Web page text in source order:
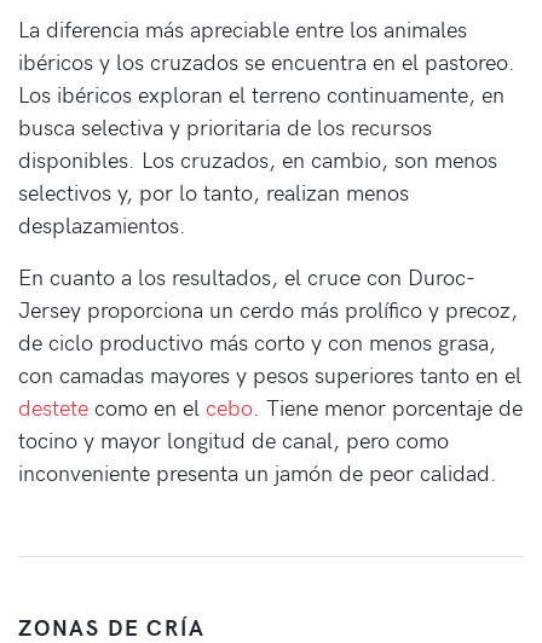
La diferencia más apreciable entre los animales
ibéricos y los cruzados se encuentra en el pastoreo.
Los ibéricos exploran el terreno continuamente, en
busca selectiva y prioritaria de los recursos
disponibles. Los cruzados, en cambio, son menos
selectivos y, por lo tanto, realizan menos
desplazamientos.
En cuanto a los resultados, el cruce con Duroc-
Jersey proporciona un cerdo más prolífico y precoz,
de ciclo productivo más corto y con menos grasa,
con camadas mayores y pesos superiores tanto en el
destete como en el cebo . Tiene menor porcentaje de
tocino y mayor longitud de canal, pero como
inconveniente presenta un jamón de peor calidad.
ZONAS DE CRÍA